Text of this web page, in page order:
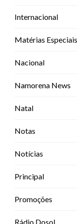
Internacional
Matérias Especiais
Nacional
Namorena News
Natal
Notas
Notícias
Principal
Promoções
Rádio Dosol